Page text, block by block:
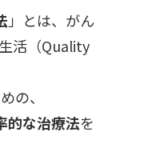
」とは、がん
活（Quality
の、
的な治療法を